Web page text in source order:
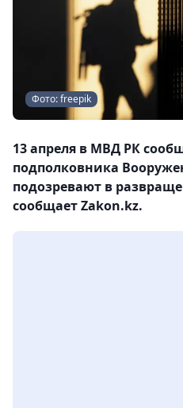
Фото: freepik
13 апреля в МВД РК
подполковника
подозревают в
сообщает Zakon.kz.